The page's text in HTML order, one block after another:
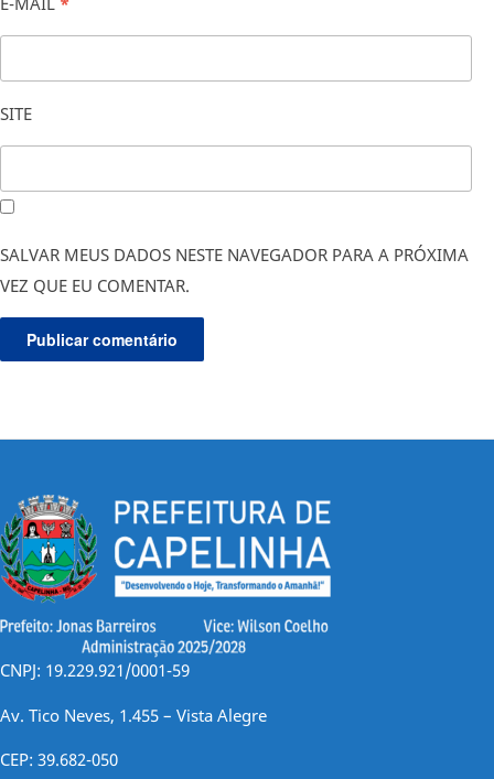
SITE
SALVAR MEUS DADOS NESTE NAVEGADOR PARA A PRÓXIMA
VEZ QUE EU COMENTAR.
CNPJ: 19.229.921/0001-59
Av. Tico Neves, 1.455 – Vista Alegre
CEP: 39.682-050